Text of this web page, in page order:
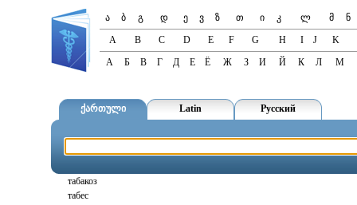
ა ბ გ დ ე ვ ზ თ ი კ ლ მ
ნ
A
B C D E F G H I J
K
А
Б В Г Д Е Ё Ж З И Й К Л М
ქართული Latin Русский
табакоз
табес